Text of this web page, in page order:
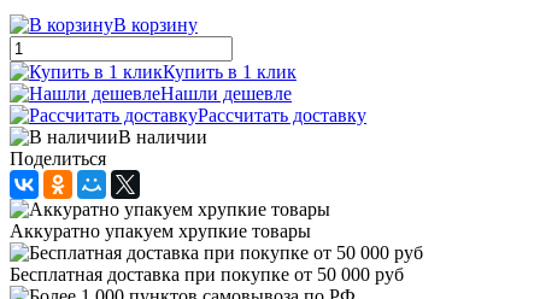
В корзину
Купить в 1 клик
Нашли дешевле
Рассчитать доставку
В наличии
Поделиться
Аккуратно упакуем хрупкие товары
Бесплатная доставка при покупке от 50 000 руб